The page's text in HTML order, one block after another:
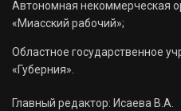
Автономная некоммерческая
«Миасский рабочий»;
Областное государственное
«Губерния».
Главный редактор: Исаева В.А.